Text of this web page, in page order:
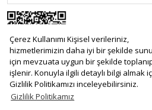
Çerez Kullanımı Kişisel verileriniz,
hizmetlerimizin daha iyi bir şekilde
için mevzuata uygun bir şekilde
işlenir. Konuyla ilgili detaylı bilgi almak
Gizlilik Politikamızı inceleyebilirsiniz.
Gizlilik Politikamız
© Tüm Hakları Saklıdır. Kredi kartı